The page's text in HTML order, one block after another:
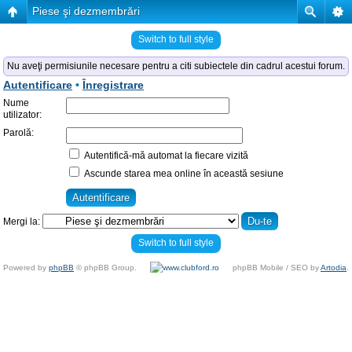
Piese şi dezmembrări
Switch to full style
Nu aveţi permisiunile necesare pentru a citi subiectele din cadrul acestui forum.
Autentificare • Înregistrare
Nume
utilizator:
Parolă:
Autentifică-mă automat la fiecare vizită
Ascunde starea mea online în această sesiune
Mergi la:
Switch to full style
Powered by phpBB © phpBB Group. phpBB Mobile / SEO byArtodia